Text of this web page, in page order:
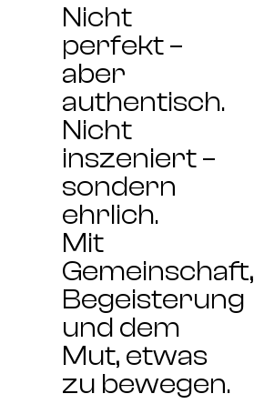
Nicht
perfekt –
aber
authentisch.
Nicht
inszeniert –
sondern
ehrlich.
Mit
Gemeinschaft,
Begeisterung
und dem
Mut, etwas
zu bewegen.